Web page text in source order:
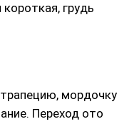
грудь
мордочку
Переход ото